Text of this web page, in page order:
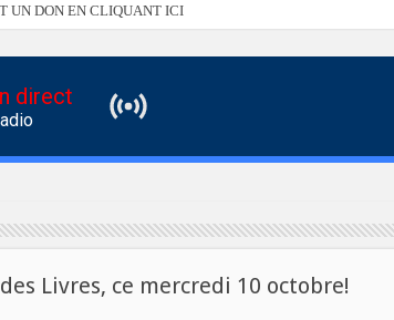
UN DON EN CLIQUANT ICI
direct
Livres, ce mercredi 10 octobre!